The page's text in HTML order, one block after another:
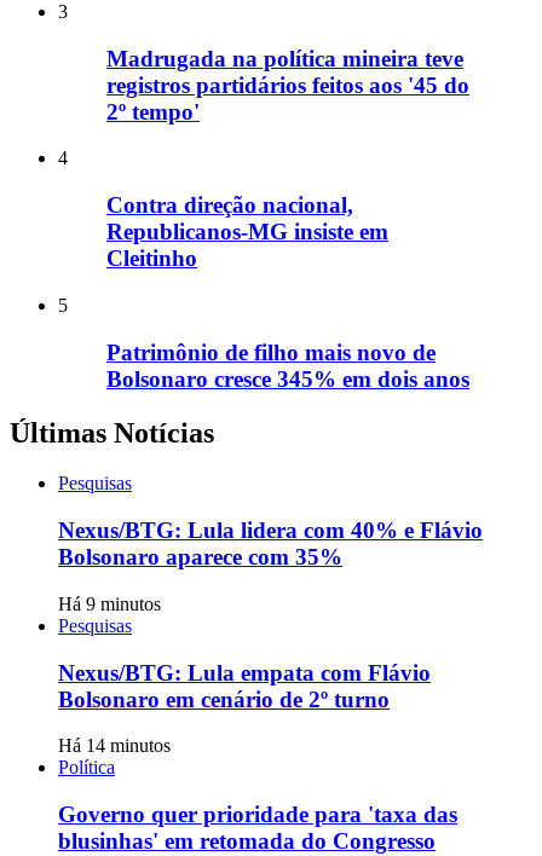
3
Madrugada na política mineira teve
registros partidários feitos aos '45 do
2º tempo'
4
Contra direção nacional,
Republicanos-MG insiste em
Cleitinho
5
Patrimônio de filho mais novo de
Bolsonaro cresce 345% em dois anos
Últimas Notícias
Pesquisas
Nexus/BTG: Lula lidera com 40% e Flávio
Bolsonaro aparece com 35%
Há 9 minutos
Pesquisas
Nexus/BTG: Lula empata com Flávio
Bolsonaro em cenário de 2º turno
Há 14 minutos
Política
Governo quer prioridade para 'taxa das
blusinhas' em retomada do Congresso